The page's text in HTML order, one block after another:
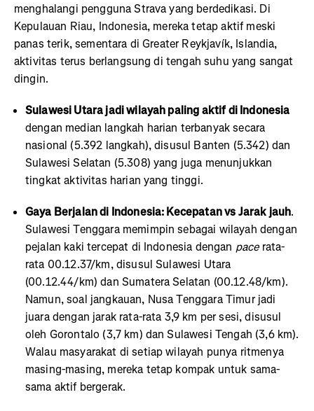
menghalangi pengguna Strava yang berdedikasi. Di
Kepulauan Riau, Indonesia, mereka tetap aktif meski
panas terik, sementara di Greater Reykjavík, Islandia,
aktivitas terus berlangsung di tengah suhu yang sangat
dingin.
Sulawesi Utara jadi wilayah paling aktif di Indonesia
dengan median langkah harian terbanyak secara
nasional (5.392 langkah), disusul Banten (5.342) dan
Sulawesi Selatan (5.308) yang juga menunjukkan
tingkat aktivitas harian yang tinggi.
Gaya Berjalan di Indonesia: Kecepatan vs Jarak jauh.
Sulawesi Tenggara memimpin sebagai wilayah dengan
pejalan kaki tercepat di Indonesia dengan pacerata-
rata 00.12.37/km, disusul Sulawesi Utara
(00.12.44/km) dan Sumatera Selatan (00.12.48/km).
Namun, soal jangkauan, Nusa Tenggara Timur jadi
juara dengan jarak rata-rata 3,9 km per sesi, disusul
oleh Gorontalo (3,7 km) dan Sulawesi Tengah (3,6 km).
Walau masyarakat di setiap wilayah punya ritmenya
masing-masing, mereka tetap kompak untuk sama-
sama aktif bergerak.